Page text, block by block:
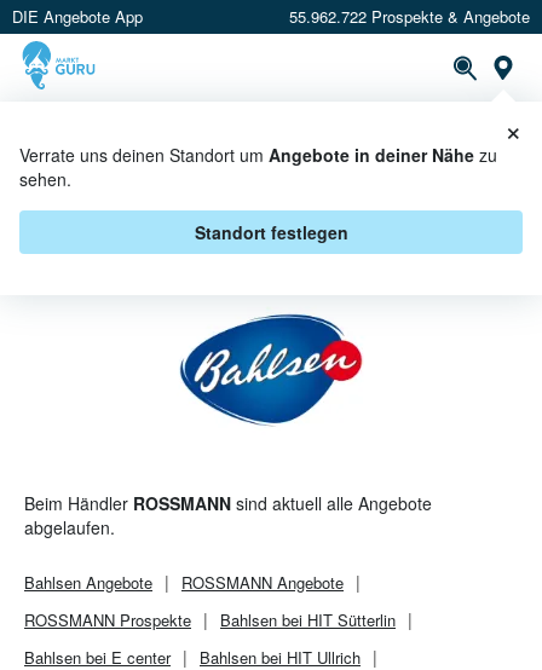
DIE Angebote App 55.962.722 Prospekte & Angebote
Verrate uns deinen Standort um Angebote in deiner Nähe zu
sehen.
Standort festlegen
×
BAHLSEN BEI ROSSMANN -
ANGEBOTE & AKTIONEN
Beim Händler ROSSMANN sind aktuell alle Angebote
abgelaufen.
Bahlsen Angebote ROSSMANN Angebote
ROSSMANN Prospekte
Bahlsen bei HIT Sütterlin
Bahlsen bei E center
Bahlsen bei HIT Ullrich